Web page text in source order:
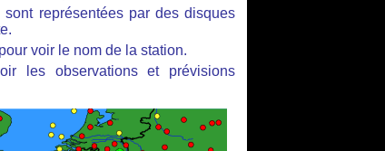
sont représentées par des disques
voir le nom de la station.
les observations et prévisions